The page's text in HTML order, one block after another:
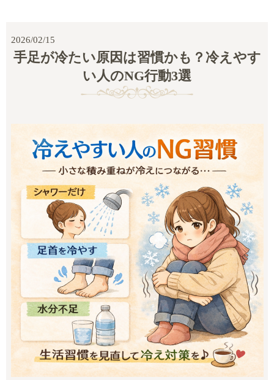
2026/02/15
手足が冷たい原因は習慣かも？冷えやす
い人のNG行動3選